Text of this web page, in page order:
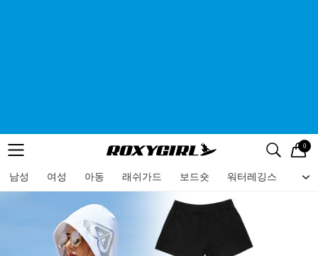
메뉴 검색
로고 0
남성 여성 아동 래쉬가드 보드숏 워터레깅스 비
메뉴